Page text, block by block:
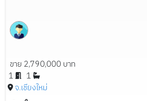
ขาย 2,790,000 บาท
1
1
จ.เชียงใหม่